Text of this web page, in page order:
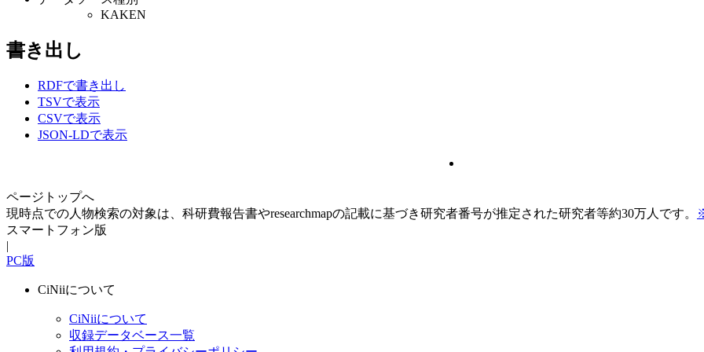
KAKEN
書き出し
RDFで書き出し
TSVで表示
CSVで表示
JSON-LDで表示
ページトップへ
現時点での人物検索の対象は、科研費報告書やresearchmapの記載に基づき研究者番号が推定された研究者等約30万人です。
スマートフォン版
|
PC版
CiNiiについて
CiNiiについて
収録データベース一覧